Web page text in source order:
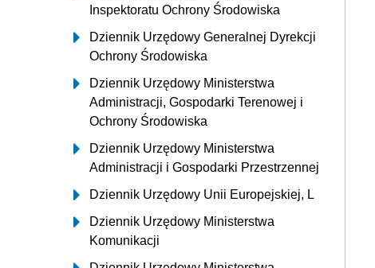
Inspektoratu Ochrony Środowiska
Dziennik Urzędowy Generalnej Dyrekcji
Ochrony Środowiska
Dziennik Urzędowy Ministerstwa
Administracji, Gospodarki Terenowej i
Ochrony Środowiska
Dziennik Urzędowy Ministerstwa
Administracji i Gospodarki Przestrzennej
Dziennik Urzędowy Unii Europejskiej, L
Dziennik Urzędowy Ministerstwa
Komunikacji